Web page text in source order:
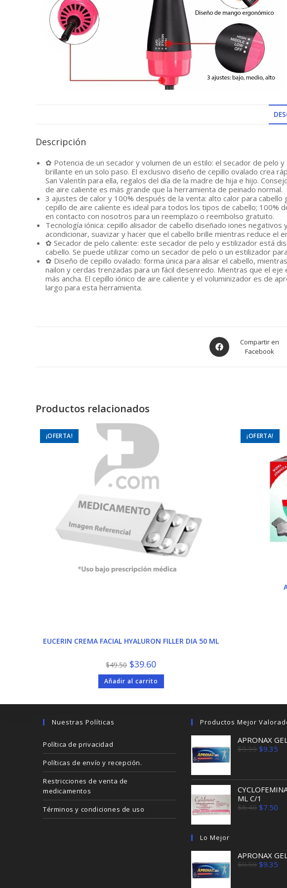
Descripción
✿ Potencia de un secador y volumen de un estilo: el secador de pelo
brillante en un solo paso. El exclusivo diseño de cepillo ovalado crea
San Valentín para ella, regalos del día de la madre de hija e hijo.
de aire caliente es más grande que la herramienta de peinado normal.
3 ajustes de calor y 100% después de la venta: alto calor para
cepillo de aire caliente es ideal para todos los tipos de cabello; 100%
en contacto con nosotros para un reemplazo o reembolso gratuito.
Tecnología iónica: cepillo alisador de cabello diseñado iones
acondicionar, suavizar y hacer que el cabello brille mientras reduce el
✿ Secador de pelo caliente: este secador de pelo y estilizador está
cabello. Se puede utilizar como un secador de pelo o un estilizador
✿ Diseño de cepillo ovalado: forma única para alisar el cabello,
nailon y cerdas trenzadas para un fácil desenredo. Mientras que el eje
más ancha. El cepillo iónico de aire caliente y el voluminizador es de
largo para esta herramienta.
Opens
in
Compartir en
Facebook
Productos relacionados
¡OFERTA!
EUCERIN CREMA FACIAL HYALURON FILLER DIA 50 ML
$49.50 El
precio
original
era:
$49.50.
$39.60El
precio
actual
es:
$39.60.
Añadir al carrito
¡OFERTA!
Nuestras Políticas
Política de privacidad
Políticas de envío y recepción.
Restricciones de venta de
medicamentos
Términos y condiciones de uso
Productos Mejor
APRONAX
$9.59 El
precio
$9.59.
$9.35
ML C/1
$8.40 El
precio
$7.50
Lo Mejor
APRONAX
$9.59 El
precio
$9.35